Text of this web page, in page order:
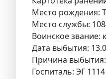
Место рождения:
Место службы:
Воинское звание:
Дата выбытия:
Причина
Госпиталь: ЭГ 1114